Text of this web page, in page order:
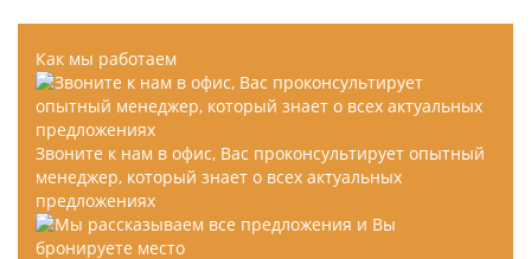
Как мы работаем
Звоните к нам в офис, Вас проконсультирует опытный
менеджер, который знает о всех актуальных
предложениях